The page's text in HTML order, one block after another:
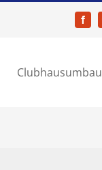
Clubhausumbau